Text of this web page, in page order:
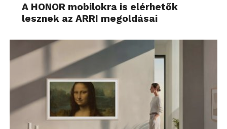
A HONOR mobilokra is elérhetők
lesznek az ARRI megoldásai